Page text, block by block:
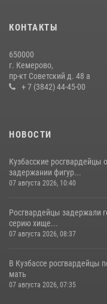
20 июля 2026, 08:52
гипермаркета товары на
16 июля 2026, 06:43
КОНТАКТЫ
650000
г. Кемерово,
пр-кт Советский д. 48 а
+ 7 (3842) 44-45-00
НОВОСТИ
Кузбасские росгвардейцы
задержании фигур...
07 августа 2026, 10:40
Росгвардейцы задержали
серию хище...
07 августа 2026, 08:37
В Кузбассе росгвардейцы
мать
07 августа 2026, 07:35